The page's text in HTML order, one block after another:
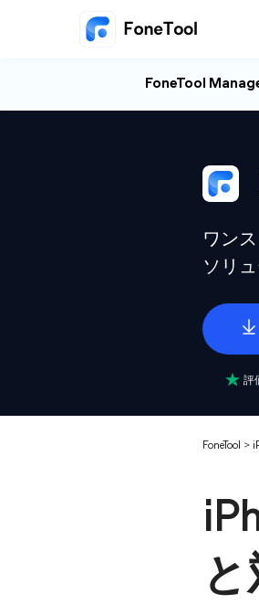
FoneTool
ワン
ソリ
評
FoneTool >